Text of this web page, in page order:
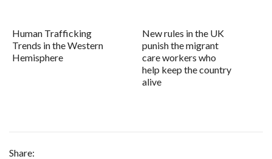
Human Trafficking
Trends in the Western
Hemisphere
New rules in the UK
punish the migrant
care workers who
help keep the country
alive
Share: